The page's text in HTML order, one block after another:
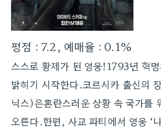
평점 : 7.2, 예매율 : 0.1%
스스로 황제가 된 영웅!1793년 혁
밝히기 시작한다.코르시카 출신의
닉스)은혼란스러운 상황 속 국가를
오른다.한편, 사교 파티에서 영웅 ‘